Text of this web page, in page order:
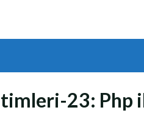
23: Php